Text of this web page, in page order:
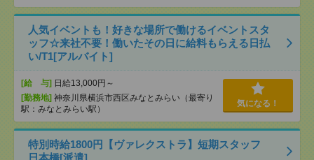
人気イベントも！好きな場所で働けるイベントスタ
ッフ☆来社不要！働いたその日に給料もらえる日払
い/T1[アルバイト]
[給 与] 日給13,000円～
[勤務地] 神奈川県横浜市西区みなとみらい（最寄り
駅：みなとみらい駅）
気になる！
特別時給1800円【ヴァレクストラ】短期スタッフ
日本橋[派遣]